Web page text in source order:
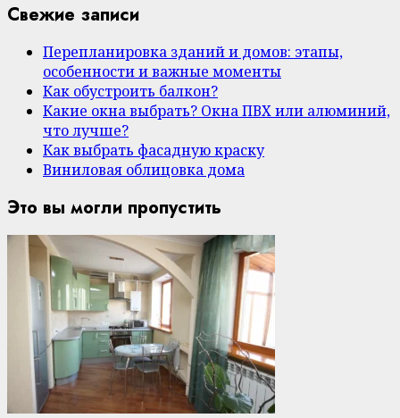
Свежие записи
Перепланировка зданий и домов: этапы,
особенности и важные моменты
Как обустроить балкон?
Какие окна выбрать? Окна ПВХ или алюминий,
что лучше?
Как выбрать фасадную краску
Виниловая облицовка дома
Это вы могли пропустить